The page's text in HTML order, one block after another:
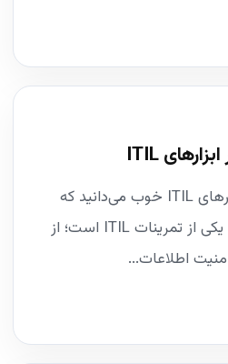
پیاده‌سازی ISMS در ابزارهای ITIL خوب می‌دانید که
مدیریت امنیت اطلاعات یکی از تمرینات ITIL است؛ از
اطلاعات...